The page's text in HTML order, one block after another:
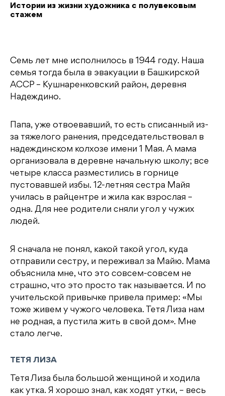
Истории из жизни художника с полувековым
стажем
Семь лет мне исполнилось в 1944 году. Наша
семья тогда была в эвакуации в Башкирской
АССР – Кушнаренковский район, деревня
Надеждино.
Папа, уже отвоевавший, то есть списанный из-
за тяжелого ранения, председательствовал в
надеждинском колхозе имени 1 Мая. А мама
организовала в деревне начальную школу; все
четыре класса разместились в горнице
пустовавшей избы. 12-летняя сестра Майя
училась в райцентре и жила как взрослая –
одна. Для нее родители сняли угол у чужих
людей.
Я сначала не понял, какой такой угол, куда
отправили сестру, и переживал за Майю. Мама
объяснила мне, что это совсем-совсем не
страшно, что это просто так называется. И по
учительской привычке привела пример: «Мы
тоже живем у чужого человека. Тетя Лиза нам
не родная, а пустила жить в свой дом». Мне
стало легче.
ТЕТЯ ЛИЗА
Тетя Лиза была большой женщиной и ходила
как утка. Я хорошо знал, как ходят утки, – весь